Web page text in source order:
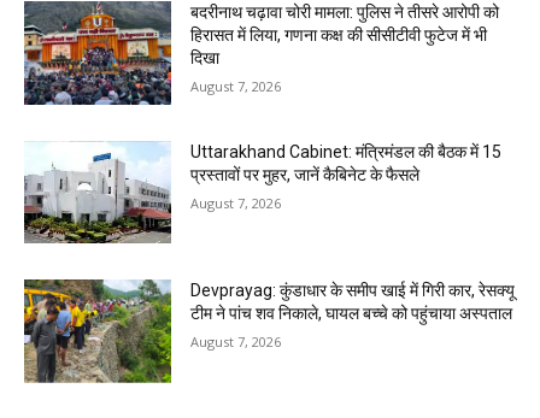
बदरीनाथ चढ़ावा चोरी मामला: पुलिस ने तीसरे आरोपी को
हिरासत में लिया, गणना कक्ष की सीसीटीवी फुटेज में भी
दिखा
August 7, 2026
Uttarakhand Cabinet: मंत्रिमंडल की बैठक में 15
प्रस्तावों पर मुहर, जानें कैबिनेट के फैसले
August 7, 2026
Devprayag: कुंडाधार के समीप खाई में गिरी कार, रेसक्यू
टीम ने पांच शव निकाले, घायल बच्चे को पहुंचाया अस्पताल
August 7, 2026